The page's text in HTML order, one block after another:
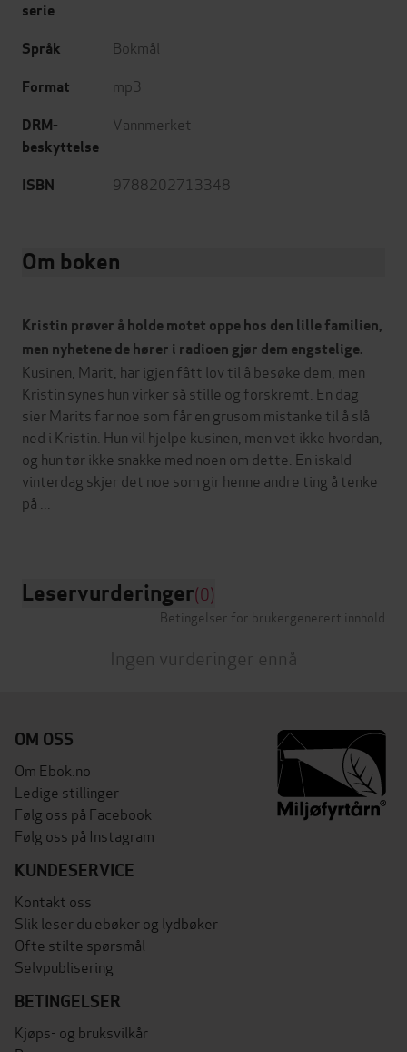
serie
Språk Bokmål
Format mp3
DRM-
beskyttelse
Vannmerket
ISBN 9788202713348
Om boken
Kristin prøver å holde motet oppe hos den lille familien,
men nyhetene de hører i radioen gjør dem engstelige.
Kusinen, Marit, har igjen fått lov til å besøke dem, men
Kristin synes hun virker så stille og forskremt. En dag
sier Marits far noe som får en grusom mistanke til å slå
ned i Kristin. Hun vil hjelpe kusinen, men vet ikke hvordan,
og hun tør ikke snakke med noen om dette. En iskald
vinterdag skjer det noe som gir henne andre ting å tenke
på ...
Leservurderinger(0)
Betingelser for brukergenerert innhold
Ingen vurderinger ennå
OM OSS
Om Ebok.no
Ledige stillinger
Følg oss på Facebook
Følg oss på Instagram
KUNDESERVICE
Kontakt oss
Slik leser du ebøker og lydbøker
Ofte stilte spørsmål
Selvpublisering
BETINGELSER
Kjøps- og bruksvilkår